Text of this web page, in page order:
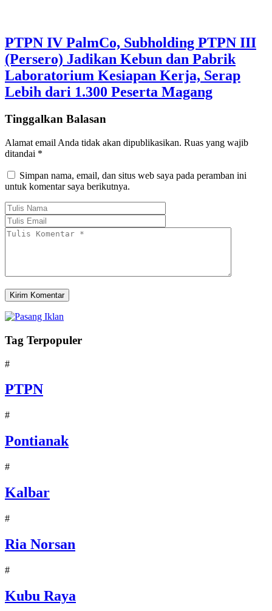
PTPN IV PalmCo, Subholding PTPN III
(Persero) Jadikan Kebun dan Pabrik
Laboratorium Kesiapan Kerja, Serap
Lebih dari 1.300 Peserta Magang
Tinggalkan Balasan
Alamat email Anda tidak akan dipublikasikan. Ruas yang wajib
ditandai *
Simpan nama, email, dan situs web saya pada peramban ini
untuk komentar saya berikutnya.
Tag Terpopuler
#
PTPN
#
Pontianak
#
Kalbar
#
Ria Norsan
#
Kubu Raya